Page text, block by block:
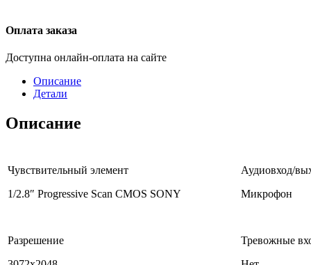
Оплата заказа
Доступна онлайн-оплата на сайте
Описание
Детали
Описание
Чувствительный элемент
1/2.8″ Progressive Scan CMOS SONY
Аудиовход/
Микрофон
Разрешение
Тревожные